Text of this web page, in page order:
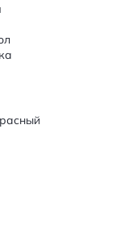
прогулок и
и качественные
течение всего